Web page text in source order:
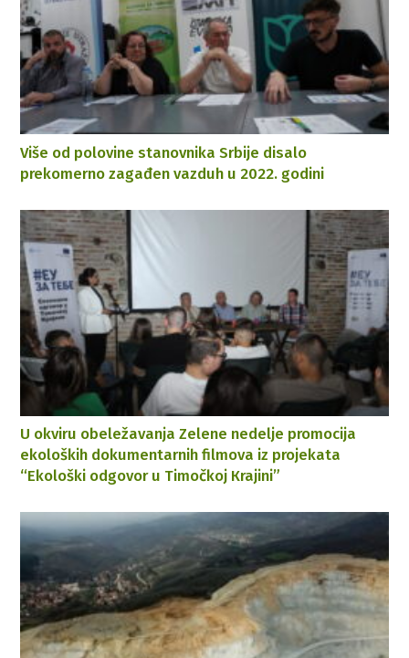
Više od polovine stanovnika Srbije disalo
prekomerno zagađen vazduh u 2022. godini
U okviru obeležavanja Zelene nedelje promocija
ekoloških dokumentarnih filmova iz projekata
“Ekološki odgovor u Timočkoj Кrajini”